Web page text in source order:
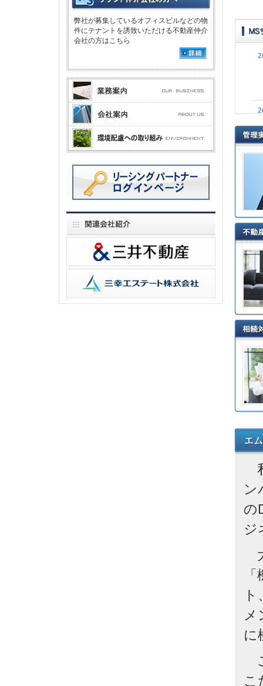
ン
の
ジ
に
こ
弊社が募集しているオフィスビルなどの物
件にテナントを誘致いただける不動産仲介
会社の方はこちら